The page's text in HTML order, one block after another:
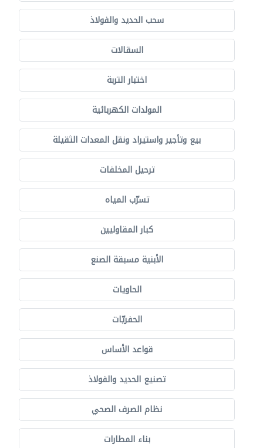
سحب الحديد والفولاذ
السقالات
اختبار التربة
المولدات الكهربائية
بيع وتأجير واستيراد ونقل المعدات الثقيلة
ترحيل المخلفات
تسرّب المياه
كبار المقاوليين
الأبنية مسبقة الصنع
الحاويات
الحفريّات
قواعد الأساس
تصنيع الحديد والفولاذ
نظام الصرف الصحي
بناء المطارات